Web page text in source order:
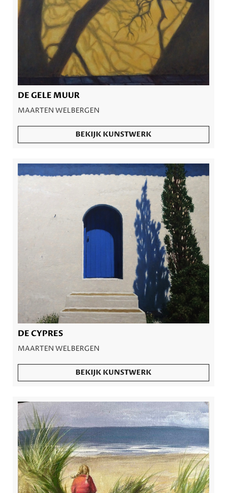
DE GELE MUUR
MAARTEN WELBERGEN
BEKIJK KUNSTWERK
DE CYPRES
MAARTEN WELBERGEN
BEKIJK KUNSTWERK